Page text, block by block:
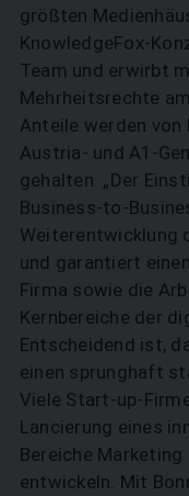
größten
KnowledgeFox-
Team und erwirbt
Mehrheitsrechte
Anteile werden von
Austria- und A1-
gehalten. „Der
Business-to-
Weiterentwicklung
und garantiert
Firma sowie die
Kernbereiche der
Entscheidend ist,
einen sprunghaft
Viele Start-up-
Lancierung eines
Bereiche
entwickeln. Mit